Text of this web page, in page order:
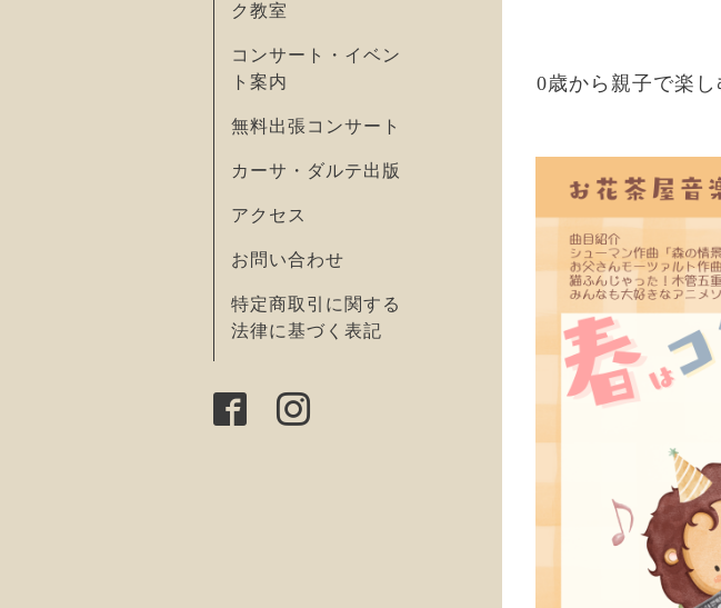
ク教室
コンサート・イベン
ト案内
無料出張コンサート
カーサ・ダルテ出版
アクセス
お問い合わせ
特定商取引に関する
法律に基づく表記
0歳から親子で楽